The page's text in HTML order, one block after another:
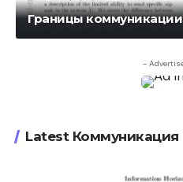
Границы коммуникации
-
Latest Коммуникация